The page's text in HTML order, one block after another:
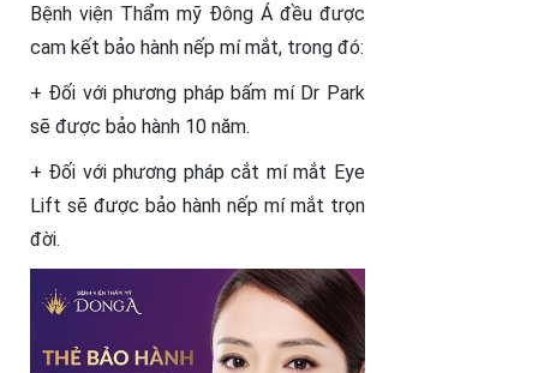
Bệnh viện Thẩm mỹ Đông Á đều được
cam kết bảo hành nếp mí mắt, trong đó:
+ Đối với phương pháp bấm mí Dr Park
sẽ được bảo hành 10 năm.
+ Đối với phương pháp cắt mí mắt Eye
Lift sẽ được bảo hành nếp mí mắt trọn
đời.